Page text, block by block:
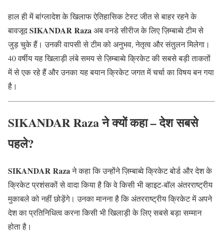
हाल ही में बांग्लादेश के खिलाफ ऐतिहासिक टेस्ट जीत से बाहर रहने के
बावजूदSIKANDAR Razaअब वनडे सीरीज के लिए ज़िम्बाब्वे टीम से
जुड़ चुके हैं। उनकी वापसी से टीम को अनुभव, नेतृत्व और संतुलन मिलेगा।
40 वर्षीय यह खिलाड़ी लंबे समय से ज़िम्बाब्वे क्रिकेट की सबसे बड़ी ताकतों
में से एक रहे हैं और उनका यह बयान क्रिकेट जगत में चर्चा का विषय बन गया
है।
SIKANDAR Raza ने क्यों कहा – देश सबसे
पहले?
SIKANDAR Razaने कहा कि उन्होंने ज़िम्बाब्वे क्रिकेट बोर्ड और देश के
क्रिकेट प्रशंसकों से वादा किया है कि वे किसी भी व्हाइट-बॉल अंतरराष्ट्रीय
मुकाबले को नहीं छोड़ेंगे। उनका मानना है कि अंतरराष्ट्रीय क्रिकेट में अपने
देश का प्रतिनिधित्व करना किसी भी खिलाड़ी के लिए सबसे बड़ा सम्मान
होता है।